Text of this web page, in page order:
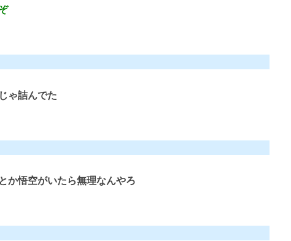
ゃ詰んでた
悟空がいたら無理なんやろ